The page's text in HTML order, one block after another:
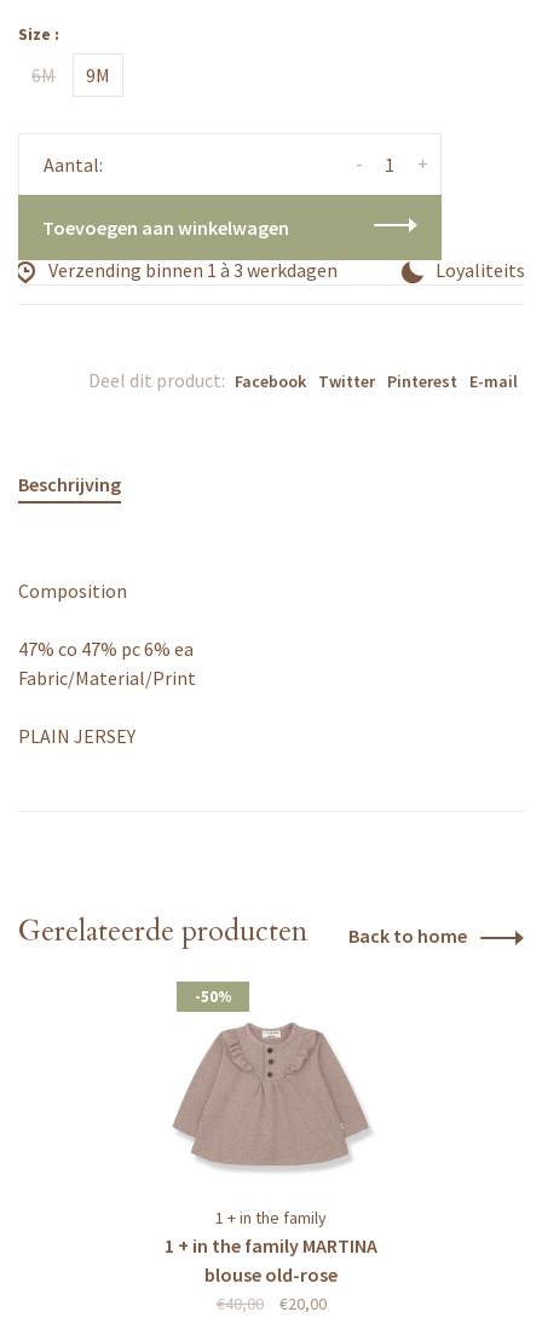
Size :
6M 9M
Aantal: +
-
Toevoegen aan winkelwagen
Verzending binnen 1 à 3 werkdagen
Deel dit product: Facebook Twitter Pinterest E-mail
Beschrijving
Composition
47% co 47% pc 6% ea
Fabric/Material/Print
PLAIN JERSEY
Gerelateerde producten Back to home
-50%
1 + in the family
1 + in the family MARTINA
blouse old-rose
€40,00 €20,00